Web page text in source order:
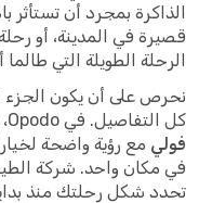
الذاكرة بمجرد أن
قصيرة في المدينة، أو
الرحلة الطويلة التي طالما
نحرص على أن يكون الجزء
كل التفاصيل. في Opodo، يمكنك
فولي مع رؤية واضحة
في مكان واحد. شركة
تحدد شكل رحلتك منذ